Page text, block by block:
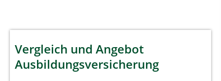
Vergleich und Angebot
Ausbildungsversicherung